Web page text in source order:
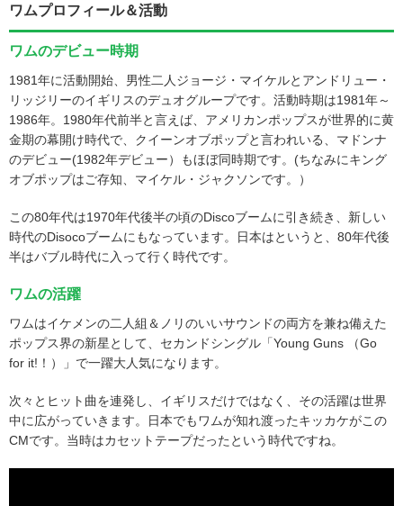
ワムプロフィール＆活動
ワムのデビュー時期
1981年に活動開始、男性二人ジョージ・マイケルとアンドリュー・
リッジリーのイギリスのデュオグループです。活動時期は1981年～
1986年。1980年代前半と言えば、アメリカンポップスが世界的に黄
金期の幕開け時代で、クイーンオブポップと言われいる、マドンナ
のデビュー(1982年デビュー）もほぼ同時期です。(ちなみにキング
オブポップはご存知、マイケル・ジャクソンです。）
この80年代は1970年代後半の頃のDiscoブームに引き続き、新しい
時代のDisocoブームにもなっています。日本はというと、80年代後
半はバブル時代に入って行く時代です。
ワムの活躍
ワムはイケメンの二人組＆ノリのいいサウンドの両方を兼ね備えた
ポップス界の新星として、セカンドシングル「Young Guns （Go
for it!！）」で一躍大人気になります。
次々とヒット曲を連発し、イギリスだけではなく、その活躍は世界
中に広がっていきます。日本でもワムが知れ渡ったキッカケがこの
CMです。当時はカセットテープだったという時代ですね。